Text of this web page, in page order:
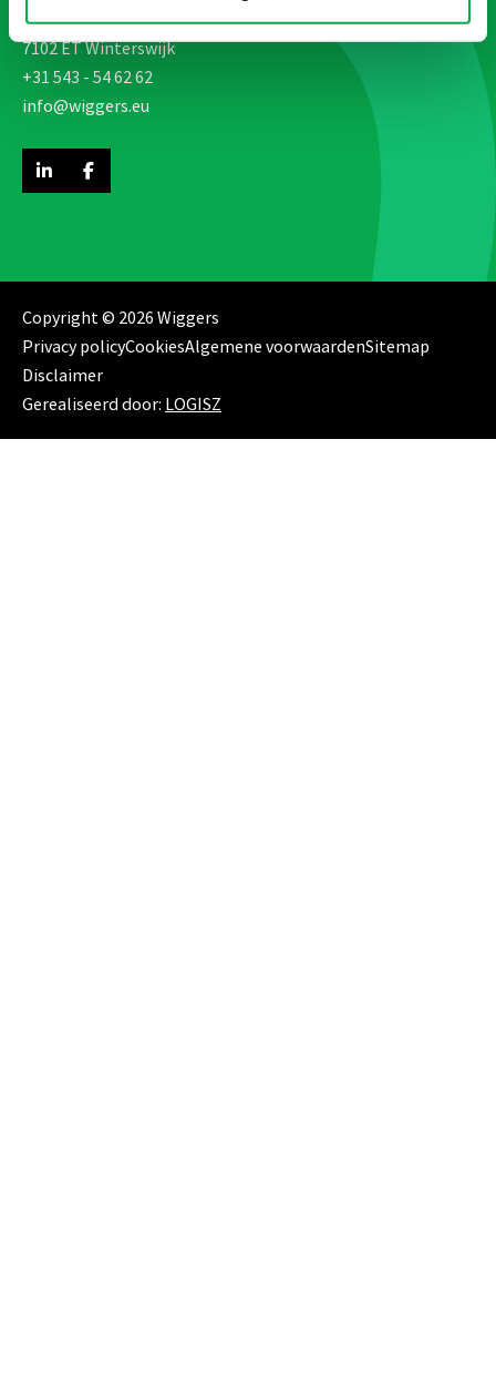
Venemansweg 8
7102 ET Winterswijk
+31 543 - 54 62 62
info@wiggers.eu
Copyright © 2026 Wiggers
Privacy policyCookiesAlgemene voorwaardenSitemap
Disclaimer
Gerealiseerd door: LOGISZ